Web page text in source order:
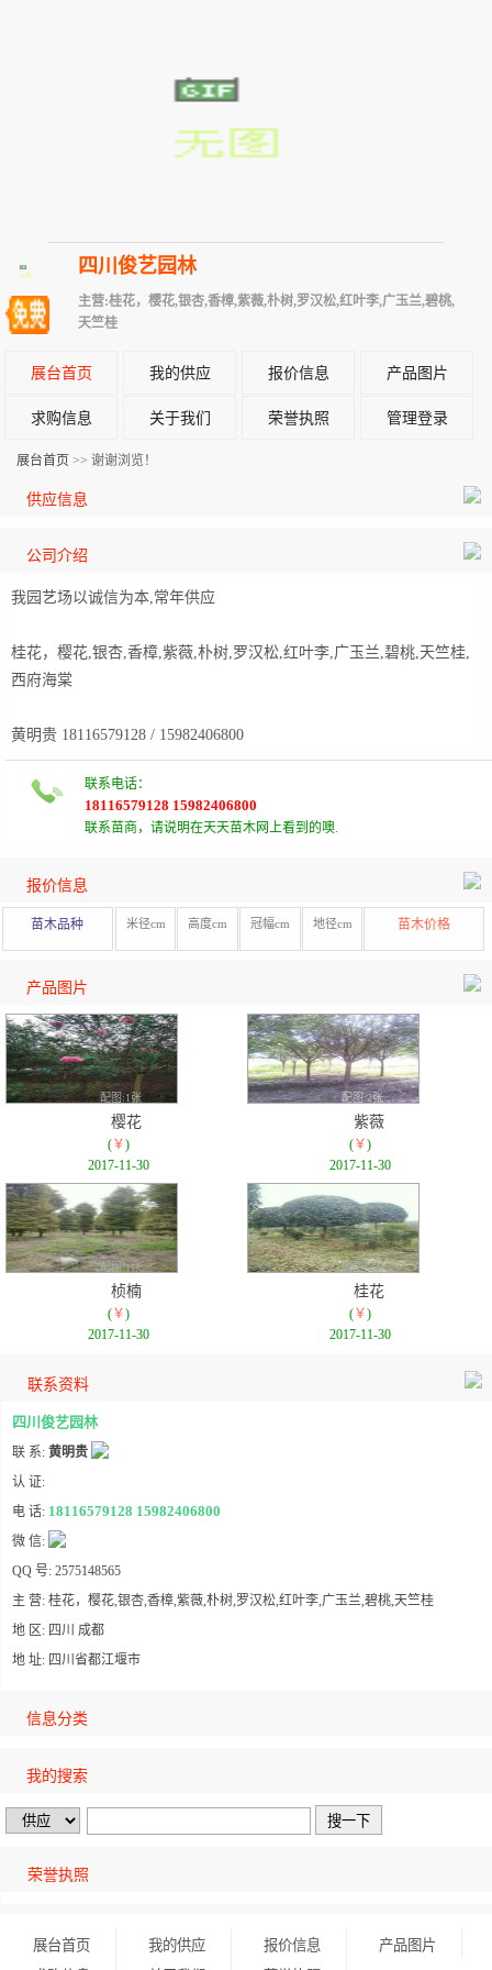
四川俊艺园林
主营:桂花，樱花,银杏,香樟,紫薇,朴树,罗汉松,红叶李,广玉兰,碧桃,
天竺桂
展台首页 我的供应 报价信息 产品图片
求购信息 关于我们 荣誉执照 管理登录
展台首页 >> 谢谢浏览！
供应信息
公司介绍
我园艺场以诚信为本,常年供应
桂花，樱花,银杏,香樟,紫薇,朴树,罗汉松,红叶李,广玉兰,碧桃,天竺桂,
西府海棠
黄明贵 18116579128 / 15982406800
联系电话：
18116579128 15982406800
联系苗商，请说明在天天苗木网上看到的噢.
报价信息
苗木品种 米径cm 高度cm 冠幅cm 地径cm 苗木价格
产品图片
配图:1张
樱花
(￥)
2017-11-30
配图:2张
紫薇
(￥)
2017-11-30
配图:1张
桢楠
(￥)
2017-11-30
配图:1张
桂花
(￥)
2017-11-30
联系资料
四川俊艺园林
联 系: 黄明贵
认 证:
电 话: 18116579128 15982406800
微 信:
QQ 号: 2575148565
主 营: 桂花，樱花,银杏,香樟,紫薇,朴树,罗汉松,红叶李,广玉兰,碧桃,天竺桂
地 区: 四川 成都
地 址: 四川省都江堰市
信息分类
我的搜索
荣誉执照
展台首页 我的供应 报价信息
产品图片